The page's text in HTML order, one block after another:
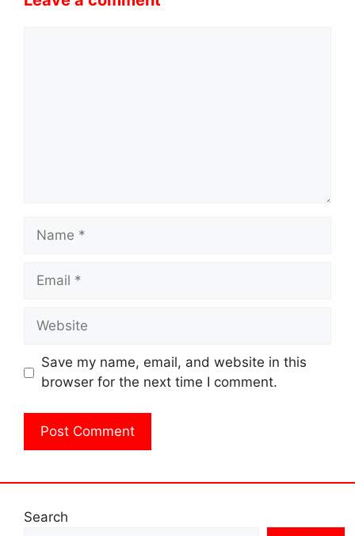
Name
Email
Website
Save my name, email, and website in this
browser for the next time I comment.
Search